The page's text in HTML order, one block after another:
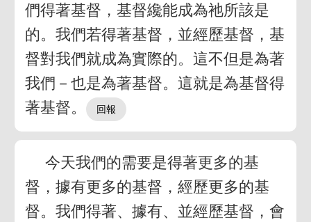
們得著基督，基督纔能成為祂所該是
的。我們若得著基督，並經歷基督，基
督對我們就成為實際的。這不但是為著
我們－也是為著基督。這就是為基督得
著基督。
今天我們的需要是得著更多的基
督，據有更多的基督，經歷更多的基
督。我們得著、據有、並經歷基督，會